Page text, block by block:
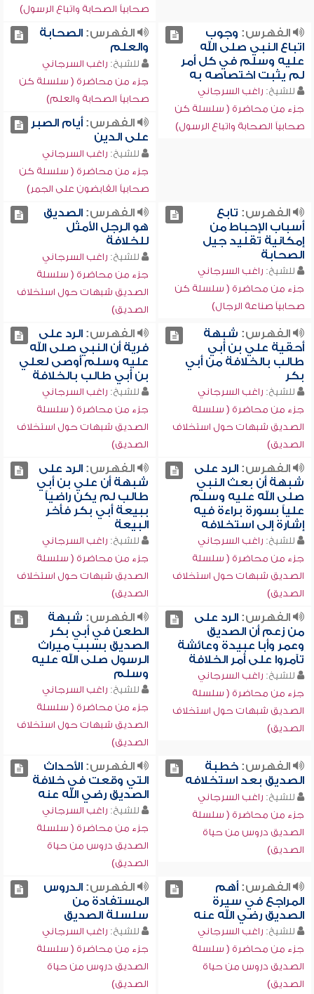
صحابياً الصحابة واتباع الرسول)
الفهرس: وجوب
اتباع النبي صلى الله
عليه وسلم في كل أمر
لم يثبت اختصاصه به
للشيخ: راغب السرجاني
جزء من محاضرة ( سلسلة كن
صحابياً الصحابة واتباع الرسول)
الفهرس:الصحابة
والعلم
للشيخ: راغب السرجاني
جزء من محاضرة ( سلسلة كن
صحابياً الصحابة والعلم)
الفهرس:أيام الصبر
على الدين
للشيخ: راغب السرجاني
جزء من محاضرة ( سلسلة كن
صحابياً القابضون على الجمر)
الفهرس: تابع
أسباب الإحباط من
إمكانية تقليد جيل
الصحابة
للشيخ: راغب السرجاني
جزء من محاضرة ( سلسلة كن
صحابياً صناعة الرجال)
الفهرس:الصديق
هو الرجل الأمثل
للخلافة
للشيخ: راغب السرجاني
جزء من محاضرة ( سلسلة
الصديق شبهات حول استخلاف
الصديق)
الفهرس: شبهة
أحقية علي بن أبي
طالب بالخلافة من أبي
بكر
للشيخ: راغب السرجاني
جزء من محاضرة ( سلسلة
الصديق شبهات حول استخلاف
الصديق)
الفهرس:الرد على
فرية أن النبي صلى الله
عليه وسلم أوصى لعلي
بن أبي طالب بالخلافة
للشيخ: راغب السرجاني
جزء من محاضرة ( سلسلة
الصديق شبهات حول استخلاف
الصديق)
الفهرس:الرد على
شبهة أن بعث النبي
صلى الله عليه وسلم
علياً بسورة براءة فيه
إشارة إلى استخلافه
للشيخ: راغب السرجاني
جزء من محاضرة ( سلسلة
الصديق شبهات حول استخلاف
الصديق)
الفهرس:الرد على
شبهة أن علي بن أبي
طالب لم يكن راضياً
ببيعة أبي بكر فأخر
البيعة
للشيخ: راغب السرجاني
جزء من محاضرة ( سلسلة
الصديق شبهات حول استخلاف
الصديق)
الفهرس:الرد على
من زعم أن الصديق
وعمر وأبا عبيدة وعائشة
تآمروا على أمر الخلافة
للشيخ: راغب السرجاني
جزء من محاضرة ( سلسلة
الصديق شبهات حول استخلاف
الصديق)
الفهرس: شبهة
الطعن في أبي بكر
الصديق بسبب ميراث
الرسول صلى الله عليه
وسلم
للشيخ: راغب السرجاني
جزء من محاضرة ( سلسلة
الصديق شبهات حول استخلاف
الصديق)
الفهرس:خطبة
الصديق بعد استخلافه
للشيخ: راغب السرجاني
جزء من محاضرة ( سلسلة
الصديق دروس من حياة
الصديق)
الفهرس:الأحداث
التي وقعت في خلافة
الصديق رضي الله عنه
للشيخ: راغب السرجاني
جزء من محاضرة ( سلسلة
الصديق دروس من حياة
الصديق)
الفهرس:أهم
المراجع في سيرة
الصديق رضي الله عنه
للشيخ: راغب السرجاني
جزء من محاضرة ( سلسلة
الصديق دروس من حياة
الصديق)
الفهرس:الدروس
المستفادة من
سلسلة الصديق
للشيخ: راغب السرجاني
جزء من محاضرة ( سلسلة
الصديق دروس من حياة
الصديق)